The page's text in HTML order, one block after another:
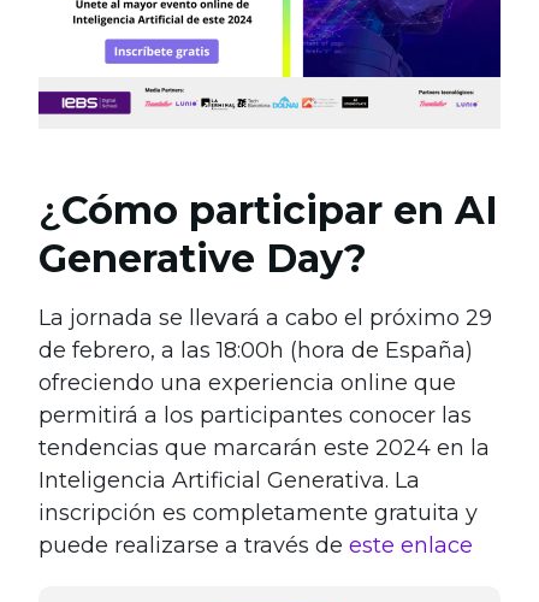
¿Cómo participar en AI
Generative Day?
La jornada se llevará a cabo el próximo 29
de febrero, a las 18:00h (hora de España)
ofreciendo una experiencia online que
permitirá a los participantes conocer las
tendencias que marcarán este 2024 en la
Inteligencia Artificial Generativa. La
inscripción es completamente gratuita y
puede realizarse a través de este enlace